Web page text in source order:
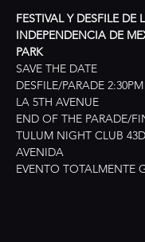
FESTIVAL Y DESFILE DE
INDEPENDENCIA DE
PARK
SAVE THE DATE
DESFILE/PARADE
LA 5TH AVENUE
END OF THE PARADE/
TULUM NIGHT CLUB
AVENIDA
EVENTO TOTALMENTE